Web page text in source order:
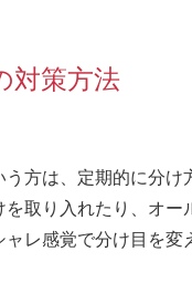
対策方法
方は、定期的に分け
取り入れたり、オー
レ感覚で分け目を変